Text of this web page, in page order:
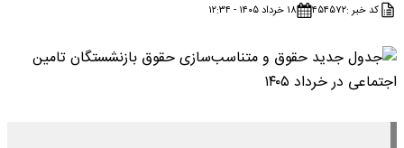
کد خبر :۴۵۴۵۷۲ ۱۸ خرداد ۱۴۰۵ - ۱۲:۳۴